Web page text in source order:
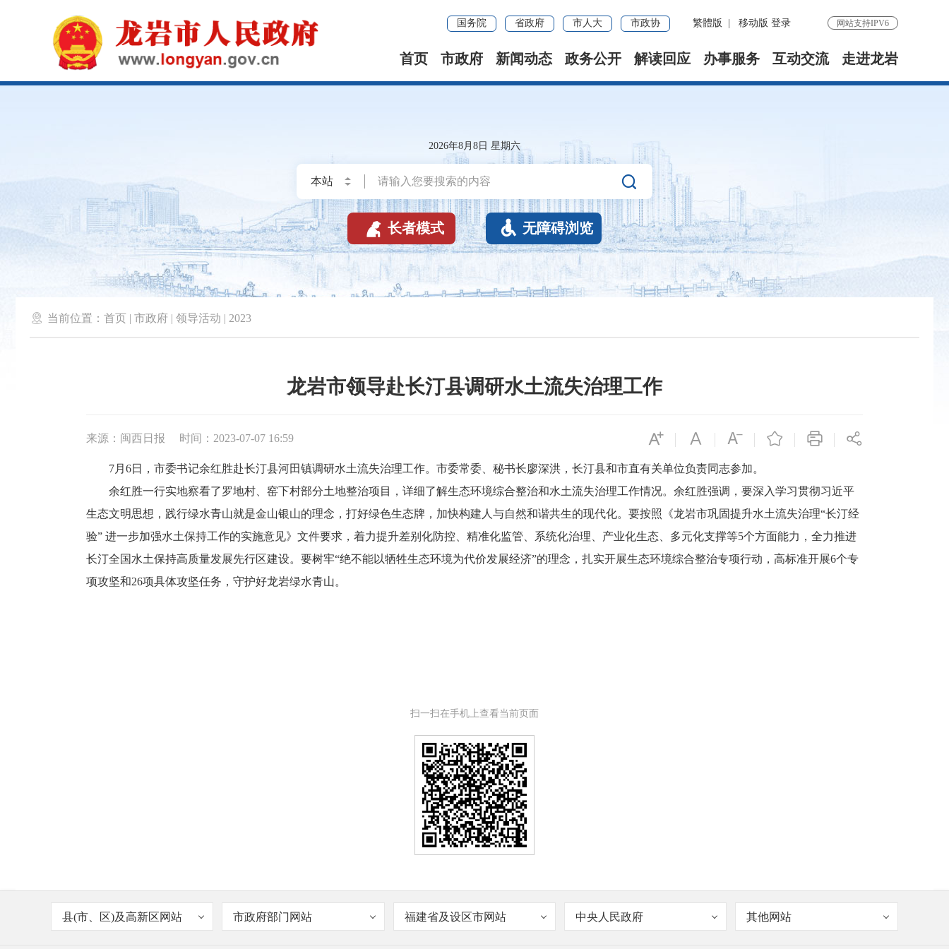
国务院 省政府 市人大 市政协 繁體版 移动版 登录 网站支持IPV6
首页 市政府 新闻动态 政务公开 解读回应 办事服务 互动交流 走进龙岩
2026年8月8日 星期六

 长者模式  无障碍浏览
 当前位置： 首页 | 市政府 | 领导活动 | 2023
龙岩市领导赴长汀县调研水土流失治理工作
来源：闽西日报 时间：2023-07-07 16:59
7月6日，市委书记余红胜赴长汀县河田镇调研水土流失治理工作。市委常委、秘书长廖深洪，长汀县和市直有关单位负责同志参加。
余红胜一行实地察看了罗地村、窑下村部分土地整治项目，详细了解生态环境综合整治和水土流失治理工作情况。余红胜强调，要深入学习贯彻习近平
生态文明思想，践行绿水青山就是金山银山的理念，打好绿色生态牌，加快构建人与自然和谐共生的现代化。要按照《龙岩市巩固提升水土流失治理“长汀经
验” 进一步加强水土保持工作的实施意见》文件要求，着力提升差别化防控、精准化监管、系统化治理、产业化生态、多元化支撑等5个方面能力，全力推进
长汀全国水土保持高质量发展先行区建设。要树牢“绝不能以牺牲生态环境为代价发展经济”的理念，扎实开展生态环境综合整治专项行动，高标准开展6个专
项攻坚和26项具体攻坚任务，守护好龙岩绿水青山。
扫一扫在手机上查看当前页面
县(市、区)及高新区网站 市政府部门网站 福建省及设区市网站 中央人民政府 其他网站